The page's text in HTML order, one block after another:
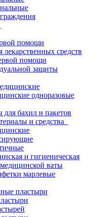
помощи
лекарственных средств
помощи
защиты
одноразовые
для бахил и пакетов
и средства
и гигиеническая
ваты
марлевые
пластыри